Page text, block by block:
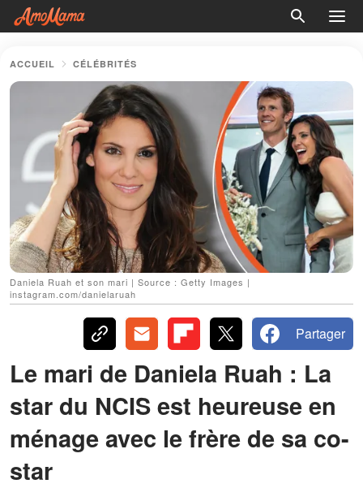
ACCUEIL CÉLÉBRITÉS
Daniela Ruah et son mari | Source : Getty Images |
instagram.com/danielaruah
Partager
Le mari de Daniela Ruah : La
star du NCIS est heureuse en
ménage avec le frère de sa co-
star